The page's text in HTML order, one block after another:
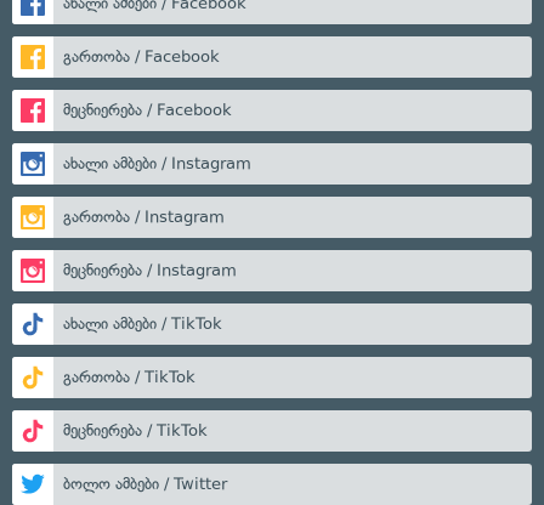
გართობა / Facebook
მეცნიერება / Facebook
ახალი ამბები / Instagram
გართობა / Instagram
მეცნიერება / Instagram
ახალი ამბები / TikTok
გართობა / TikTok
მეცნიერება / TikTok
ბოლო ამბები / Twitter